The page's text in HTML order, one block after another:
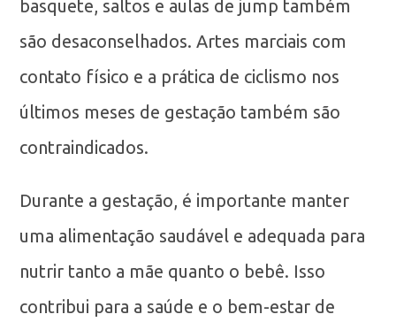
basquete, saltos e aulas de jump também
são desaconselhados. Artes marciais com
contato físico e a prática de ciclismo nos
últimos meses de gestação também são
contraindicados.
Durante a gestação, é importante manter
uma alimentação saudável e adequada para
nutrir tanto a mãe quanto o bebê. Isso
contribui para a saúde e o bem-estar de